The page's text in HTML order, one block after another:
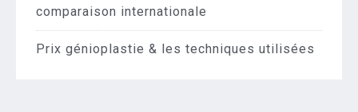
comparaison internationale
Prix génioplastie & les techniques utilisées